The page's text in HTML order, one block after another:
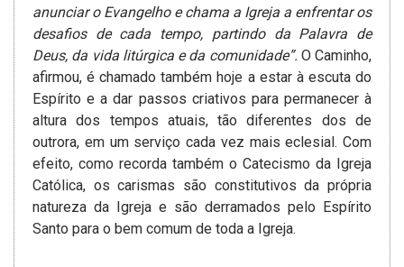
anunciar o Evangelho e chama a Igreja a enfrentar os
desafios de cada tempo, partindo da Palavra de
Deus, da vida litúrgica e da comunidade”. O Caminho,
afirmou, é chamado também hoje a estar à escuta do
Espírito e a dar passos criativos para permanecer à
altura dos tempos atuais, tão diferentes dos de
outrora, em um serviço cada vez mais eclesial. Com
efeito, como recorda também o Catecismo da Igreja
Católica, os carismas são constitutivos da própria
natureza da Igreja e são derramados pelo Espírito
Santo para o bem comum de toda a Igreja.